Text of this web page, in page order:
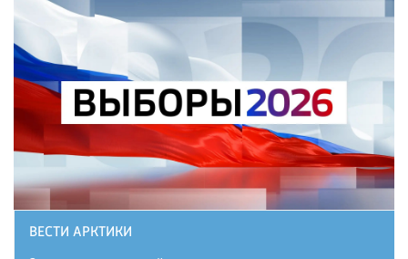
ВЕСТИ АРКТИКИ